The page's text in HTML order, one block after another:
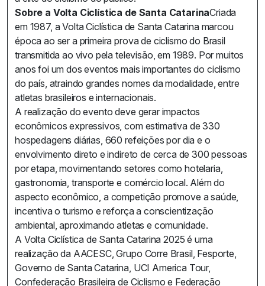
Sobre a Volta Ciclística de Santa CatarinaCriada
em 1987, a Volta Ciclística de Santa Catarina marcou
época ao ser a primeira prova de ciclismo do Brasil
transmitida ao vivo pela televisão, em 1989. Por muitos
anos foi um dos eventos mais importantes do ciclismo
do país, atraindo grandes nomes da modalidade, entre
atletas brasileiros e internacionais.
A realização do evento deve gerar impactos
econômicos expressivos, com estimativa de 330
hospedagens diárias, 660 refeições por dia e o
envolvimento direto e indireto de cerca de 300 pessoas
por etapa, movimentando setores como hotelaria,
gastronomia, transporte e comércio local. Além do
aspecto econômico, a competição promove a saúde,
incentiva o turismo e reforça a conscientização
ambiental, aproximando atletas e comunidade.
A Volta Ciclística de Santa Catarina 2025 é uma
realização da AACESC, Grupo Corre Brasil, Fesporte,
Governo de Santa Catarina, UCI America Tour,
Confederação Brasileira de Ciclismo e Federação